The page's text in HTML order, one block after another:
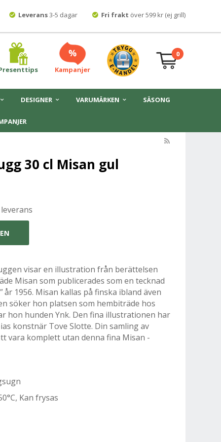
Leverans3-5 dagar Fri frakt över 599 kr (ej grill)
Kampanjer
0
DESIGNER VARUMÄRKEN SÄSONG
30 cl Misan gul
visar en illustration från berättelsen
Misan som publicerades som en tecknad
år 1956. Misan kallas på finska ibland även
söker hon platsen som hembiträde hos
hon hunden Ynk. Den fina illustrationen har
konstnär Tove Slotte. Din samling av
vara komplett utan denna fina Misan -
Kan frysas